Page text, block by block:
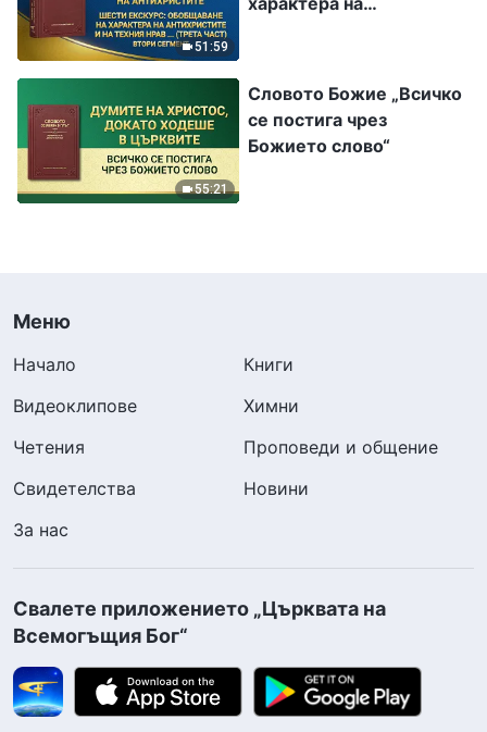
51:59
(трета част)“ Втори
сегмент
55:21
Словото Божие „Всичко
се постига чрез
Божието слово“
Меню
Начало
Книги
Видеоклипове
Химни
Четения
Проповеди и общение
Свидетелства
Новини
За нас
Свалете приложението „Църквата на
Всемогъщия Бог“